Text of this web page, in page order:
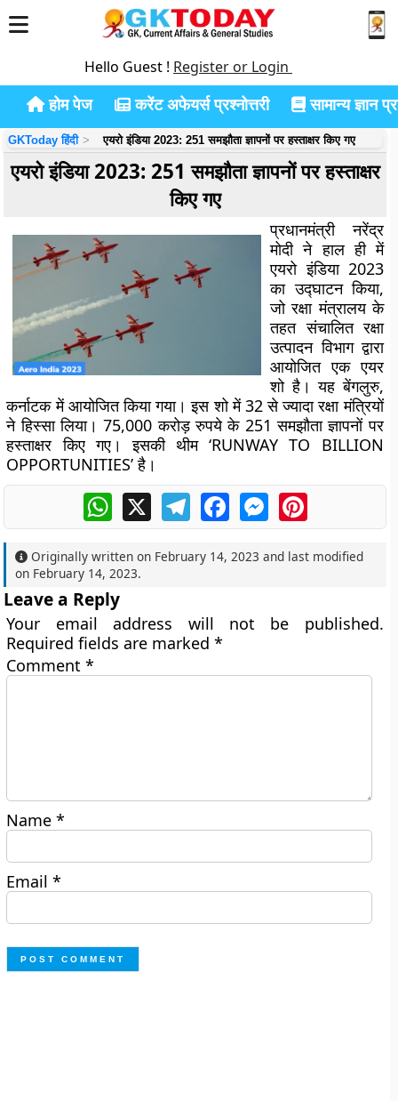
Hello Guest ! Register or Login
होम पेज करेंट अफेयर्स प्रश्नोत्तरी सामान्य ज्ञान
GKToday हिंदी एयरो इंडिया 2023: 251 समझौता ज्ञापनों पर हस्ताक्षर किए गए
एयरो इंडिया 2023: 251 समझौता ज्ञापनों पर हस्ताक्षर
किए गए
प्रधानमंत्री नरेंद्र
मोदी ने हाल ही में
एयरो इंडिया 2023
का उद्घाटन किया,
जो रक्षा मंत्रालय के
तहत संचालित रक्षा
उत्पादन विभाग द्वारा
आयोजित एक एयर
शो है। यह बेंगलुरु,
कर्नाटक में आयोजित किया गया। इस शो में 32 से ज्यादा रक्षा मंत्रियों
ने हिस्सा लिया। 75,000 करोड़ रुपये के 251 समझौता ज्ञापनों पर
हस्ताक्षर किए गए। इसकी थीम ‘RUNWAY TO BILLION
OPPORTUNITIES’ है।
WhatsApp
X TelegramFacebookMessengerPinterest
Originally written on February 14, 2023 and last modified
on February 14, 2023.
Leave a Reply
Your email address will not be published.
Required fields are marked*
Comment*
Name*
Email*